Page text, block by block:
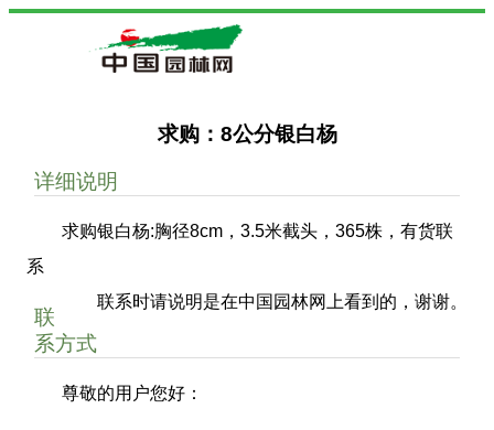
求购：8公分银白杨
详细说明
求购银白杨:胸径8cm，3.5米截头，365株，有货联
系
联系时请说明是在中国园林网上看到的，谢谢。
联
系方式
尊敬的用户您好：